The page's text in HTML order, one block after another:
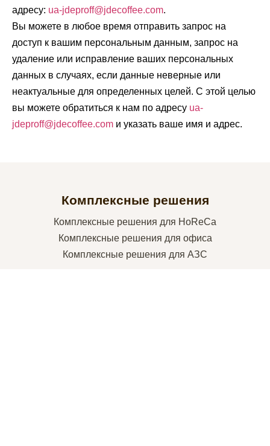
адресу: ua-jdeproff@jdecoffee.com.
Вы можете в любое время отправить запрос на
доступ к вашим персональным данным, запрос на
удаление или исправление ваших персональных
данных в случаях, если данные неверные или
неактуальные для определенных целей. С этой целью
вы можете обратиться к нам по адресу ua-
jdeproff@jdecoffee.com и указать ваше имя и адрес.
Комплексные решения
Комплексные решения для HoReCa
Комплексные решения для офиса
Комплексные решения для АЗС